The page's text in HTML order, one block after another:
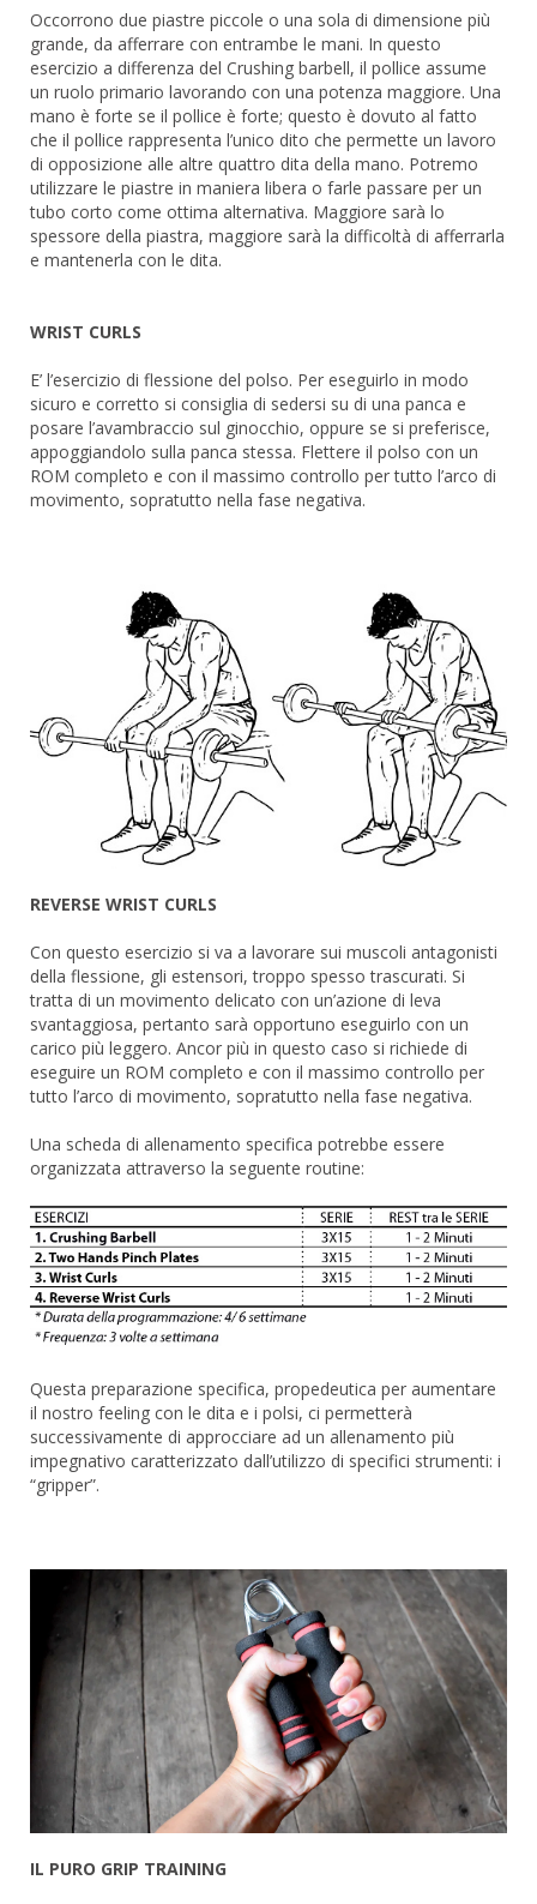
Occorrono due piastre piccole o una sola di dimensione più
grande, da afferrare con entrambe le mani. In questo
esercizio a differenza del Crushing barbell, il pollice assume
un ruolo primario lavorando con una potenza maggiore. Una
mano è forte se il pollice è forte; questo è dovuto al fatto
che il pollice rappresenta l’unico dito che permette un lavoro
di opposizione alle altre quattro dita della mano. Potremo
utilizzare le piastre in maniera libera o farle passare per un
tubo corto come ottima alternativa. Maggiore sarà lo
spessore della piastra, maggiore sarà la difficoltà di afferrarla
e mantenerla con le dita.
WRIST CURLS
E’ l’esercizio di flessione del polso. Per eseguirlo in modo
sicuro e corretto si consiglia di sedersi su di una panca e
posare l’avambraccio sul ginocchio, oppure se si preferisce,
appoggiandolo sulla panca stessa. Flettere il polso con un
ROM completo e con il massimo controllo per tutto l’arco di
movimento, sopratutto nella fase negativa.
REVERSE WRIST CURLS
Con questo esercizio si va a lavorare sui muscoli antagonisti
della flessione, gli estensori, troppo spesso trascurati. Si
tratta di un movimento delicato con un’azione di leva
svantaggiosa, pertanto sarà opportuno eseguirlo con un
carico più leggero. Ancor più in questo caso si richiede di
eseguire un ROM completo e con il massimo controllo per
tutto l’arco di movimento, sopratutto nella fase negativa.
Una scheda di allenamento specifica potrebbe essere
organizzata attraverso la seguente routine:
Questa preparazione specifica, propedeutica per aumentare
il nostro feeling con le dita e i polsi, ci permetterà
successivamente di approcciare ad un allenamento più
impegnativo caratterizzato dall’utilizzo di specifici strumenti: i
“gripper”.
IL PURO GRIP TRAINING